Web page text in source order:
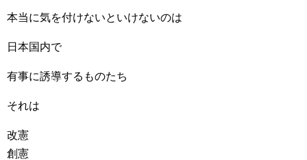
本当に気を付けないといけないのは
日本国内で
有事に誘導するものたち
それは
改憲
創憲